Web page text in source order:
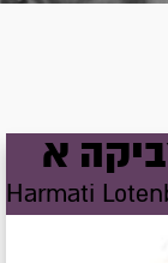
א
Harmati